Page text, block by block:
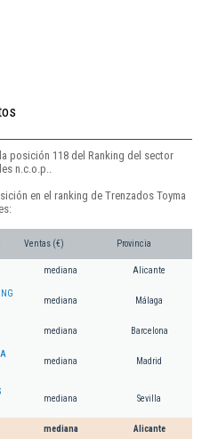
posición 118 del Ranking del sector
n.c.o.p..
en el ranking de Trenzados Toyma
Ventas (€) Provincia
mediana Alicante
mediana Málaga
mediana Barcelona
mediana Madrid
mediana Sevilla
mediana Alicante